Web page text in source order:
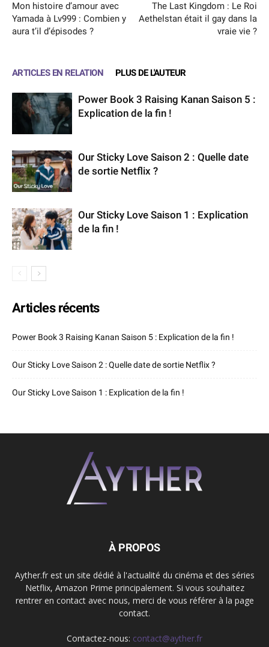
Mon histoire d’amour avec
Yamada à Lv999 : Combien y
aura t’il d’épisodes ?
The Last Kingdom : Le Roi
Aethelstan était il gay dans la
vraie vie ?
ARTICLES EN RELATION PLUS DE L'AUTEUR
Power Book 3 Raising Kanan Saison 5 :
Explication de la fin !
Our Sticky Love Saison 2 : Quelle date
de sortie Netflix ?
Our Sticky Love Saison 1 : Explication
de la fin !
Articles récents
Power Book 3 Raising Kanan Saison 5 : Explication de la fin !
Our Sticky Love Saison 2 : Quelle date de sortie Netflix ?
Our Sticky Love Saison 1 : Explication de la fin !
À PROPOS
Ayther.fr est un site dédié à l'actualité du cinéma et des séries
Netflix, Amazon Prime principalement. Si vous souhaitez
rentrer en contact avec nous, merci de vous référer à la page
contact.
Contactez-nous: contact@ayther.fr